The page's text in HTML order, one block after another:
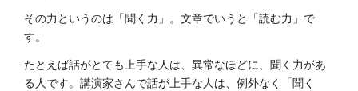
その力というのは「聞く力」。文章でいうと「読む力」で
す。
たとえば話がとても上手な人は、異常なほどに、聞く力があ
る人です。講演家さんで話が上手な人は、例外なく「聞く